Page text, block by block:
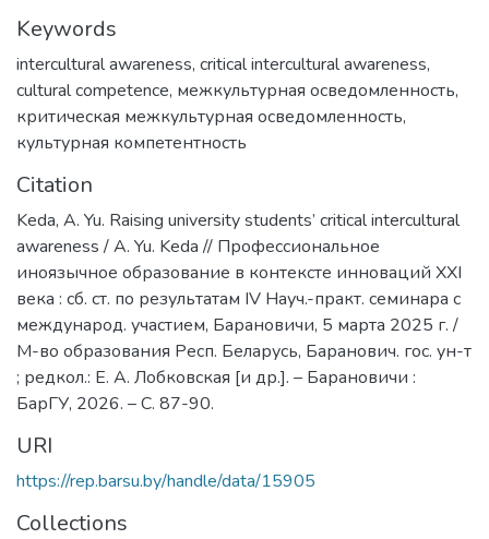
Keywords
intercultural awareness, critical intercultural awareness,
cultural competence, межкультурная осведомленность,
критическая межкультурная осведомленность,
культурная компетентность
Citation
Keda, A. Yu. Raising university students’ critical intercultural
awareness / A. Yu. Keda // Профессиональное
иноязычное образование в контексте инноваций XXI
века : сб. ст. по результатам IV Науч.-практ. семинара с
международ. участием, Барановичи, 5 марта 2025 г. /
М-во образования Респ. Беларусь, Баранович. гос. ун-т
; редкол.: Е. А. Лобковская [и др.]. – Барановичи :
БарГУ, 2026. – С. 87-90.
URI
https://rep.barsu.by/handle/data/15905
Collections